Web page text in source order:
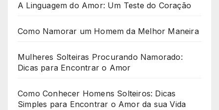
A Linguagem do Amor: Um Teste do Coração
Como Namorar um Homem da Melhor Maneira
Mulheres Solteiras Procurando Namorado:
Dicas para Encontrar o Amor
Como Conhecer Homens Solteiros: Dicas
Simples para Encontrar o Amor da sua Vida